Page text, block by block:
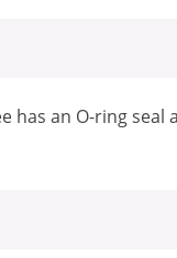
has an O-ring